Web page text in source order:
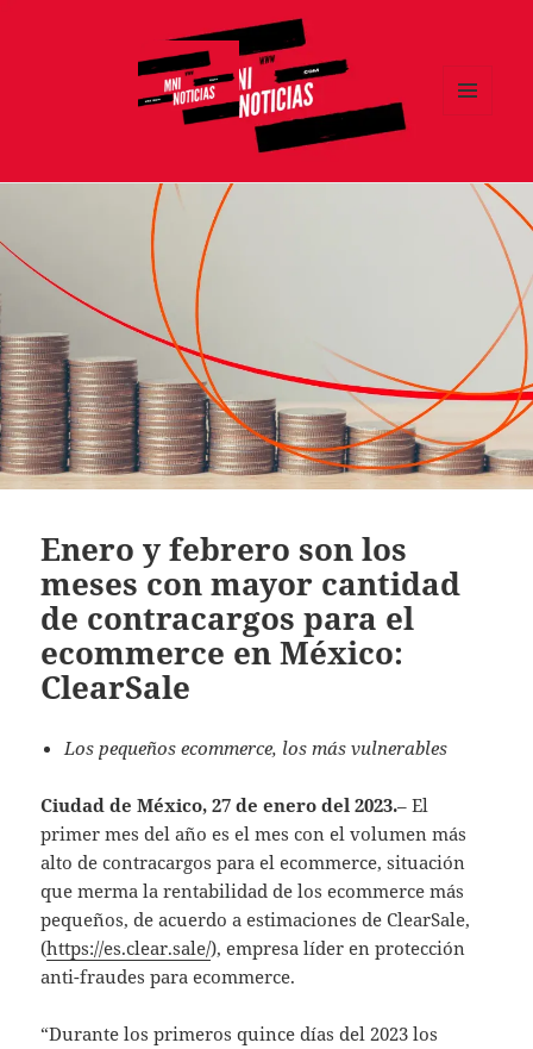
Enero y febrero son los
meses con mayor cantidad
de contracargos para el
ecommerce en México:
ClearSale
Los pequeños ecommerce, los más vulnerables
Ciudad de México, 27 de enero del 2023.– El
primer mes del año es el mes con el volumen más
alto de contracargos para el ecommerce, situación
que merma la rentabilidad de los ecommerce más
pequeños, de acuerdo a estimaciones de ClearSale,
(https://es.clear.sale/), empresa líder en protección
anti-fraudes para ecommerce.
“Durante los primeros quince días del 2023 los